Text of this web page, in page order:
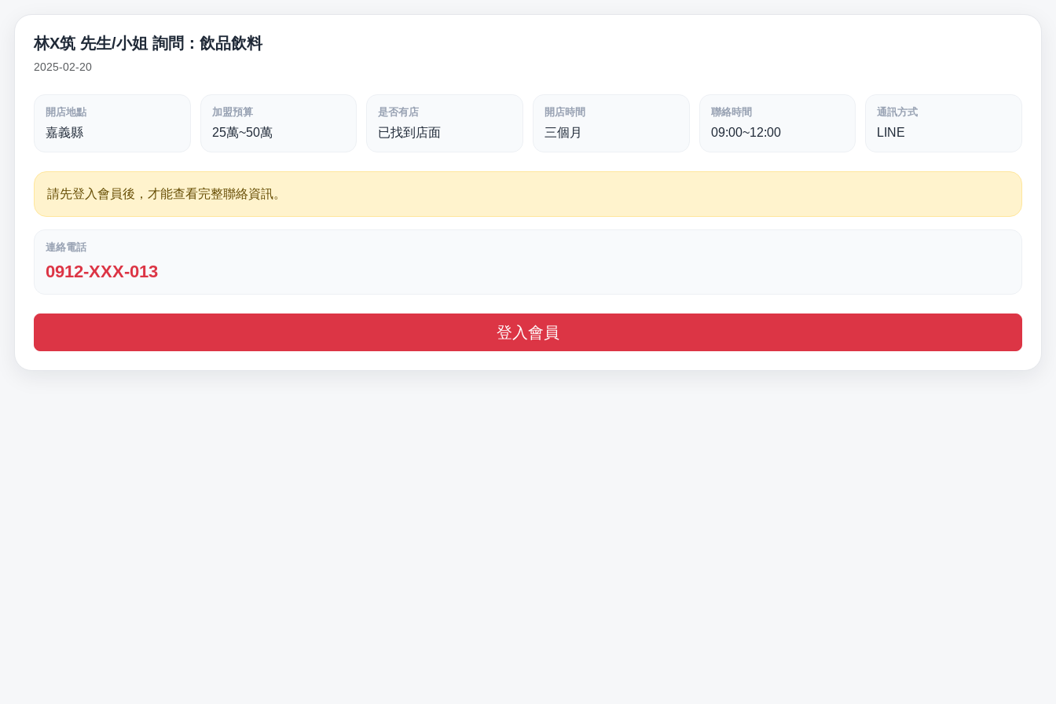
林X筑 先生/小姐 詢問：飲品飲料
2025-02-20
開店地點
嘉義縣
加盟預算
25萬~50萬
是否有店
已找到店面
開店時間
三個月
聯絡時間
09:00~12:00
通訊方式
LINE
請先登入會員後，才能查看完整聯絡資訊。
連絡電話
0912-XXX-013
登入會員